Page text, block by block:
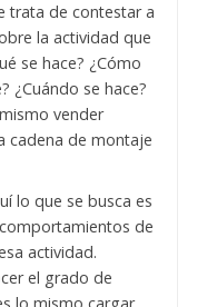
trata de contestar a
la actividad que
se hace? ¿Cómo
¿Cuándo se hace?
vender
cadena de montaje
lo que se busca es
de
actividad.
el grado de